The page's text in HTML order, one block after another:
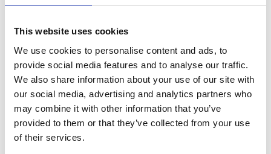
This website uses cookies
We use cookies to personalise content and ads, to
provide social media features and to analyse our traffic.
We also share information about your use of our site with
our social media, advertising and analytics partners who
may combine it with other information that you’ve
provided to them or that they’ve collected from your use
of their services.